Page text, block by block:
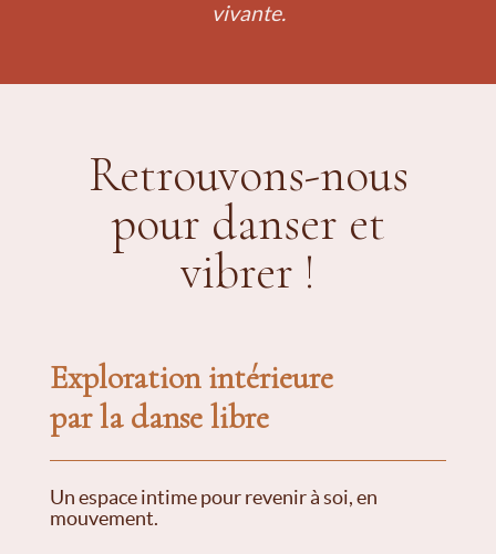
vivante.
Retrouvons-nous
pour danser et
vibrer !
Exploration intérieure
par la danse libre
Un espace intime pour revenir à soi, en
mouvement.